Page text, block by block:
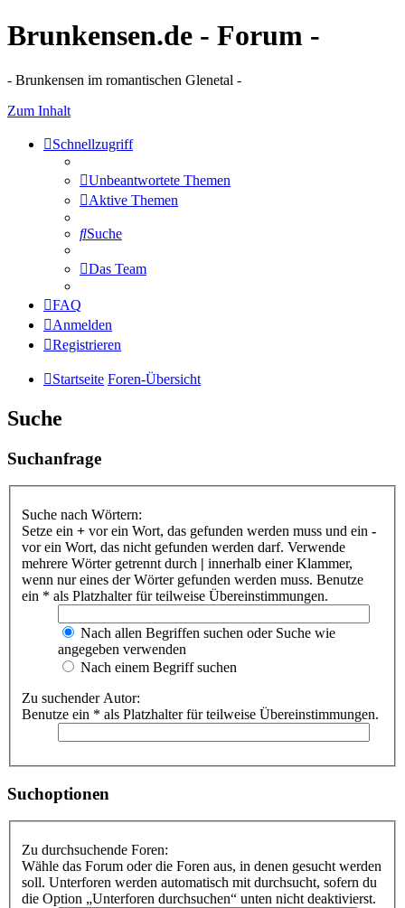
Brunkensen.de - Forum -
- Brunkensen im romantischen Glenetal -
Zum Inhalt
Schnellzugriff
Unbeantwortete Themen
Aktive Themen
Suche
Das Team
FAQ
Anmelden
Registrieren
Startseite Foren-Übersicht
Suche
Suchanfrage
Suche nach Wörtern:
Setze ein + vor ein Wort, das gefunden werden muss und ein -
vor ein Wort, das nicht gefunden werden darf. Verwende
mehrere Wörter getrennt durch | innerhalb einer Klammer,
wenn nur eines der Wörter gefunden werden muss. Benutze
ein * als Platzhalter für teilweise Übereinstimmungen.
Nach allen Begriffen suchen oder Suche wie
angegeben verwenden
Nach einem Begriff suchen
Zu suchender Autor:
Benutze ein * als Platzhalter für teilweise Übereinstimmungen.
Suchoptionen
Zu durchsuchende Foren:
Wähle das Forum oder die Foren aus, in denen gesucht werden
soll. Unterforen werden automatisch mit durchsucht, sofern du
die Option „Unterforen durchsuchen“ unten nicht deaktivierst.